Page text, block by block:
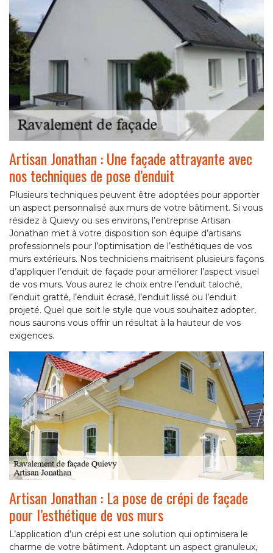
Artisan Jonathan : Une façade attrayante avec
nos techniques de pose d’enduit
Plusieurs techniques peuvent être adoptées pour apporter
un aspect personnalisé aux murs de votre bâtiment. Si vous
résidez à Quievy ou ses environs, l’entreprise Artisan
Jonathan met à votre disposition son équipe d’artisans
professionnels pour l’optimisation de l’esthétiques de vos
murs extérieurs. Nos techniciens maitrisent plusieurs façons
d’appliquer l’enduit de façade pour améliorer l’aspect visuel
de vos murs. Vous aurez le choix entre l’enduit taloché,
l’enduit gratté, l’enduit écrasé, l’enduit lissé ou l’enduit
projeté. Quel que soit le style que vous souhaitez adopter,
nous saurons vous offrir un résultat à la hauteur de vos
exigences.
Artisan Jonathan : La pose de crépi de façade
pour l’esthétique de vos murs
L’application d’un crépi est une solution qui optimisera le
charme de votre bâtiment. Adoptant un aspect granuleux,